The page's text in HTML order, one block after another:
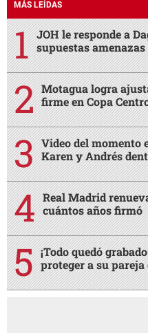
MÁS LEÍDAS
JOH le responde a
supuestas
Motagua logra
firme en Copa
Video del momento
Karen y Andrés
Real Madrid
cuántos años firmó
¡Todo quedó
proteger a su